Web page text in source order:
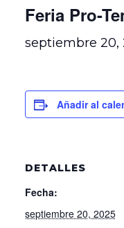
Feria Pro-
septiembre 20,
Añadir al
DETALLES
Fecha:
septiembre 20, 2025